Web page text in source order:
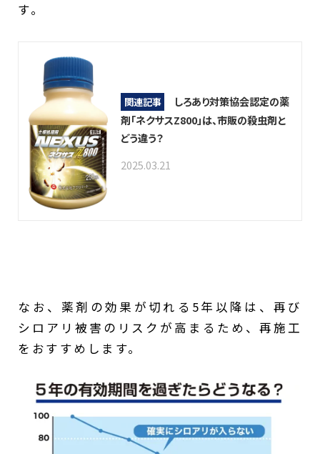
す。
関連記事
しろあり対策協会認定の薬
剤「ネクサスZ800」は、市販の殺虫剤と
どう違う？
2025.03.21
なお、薬剤の効果が切れる5年以降は、再び
シロアリ被害のリスクが高まるため、再施工
をおすすめします。